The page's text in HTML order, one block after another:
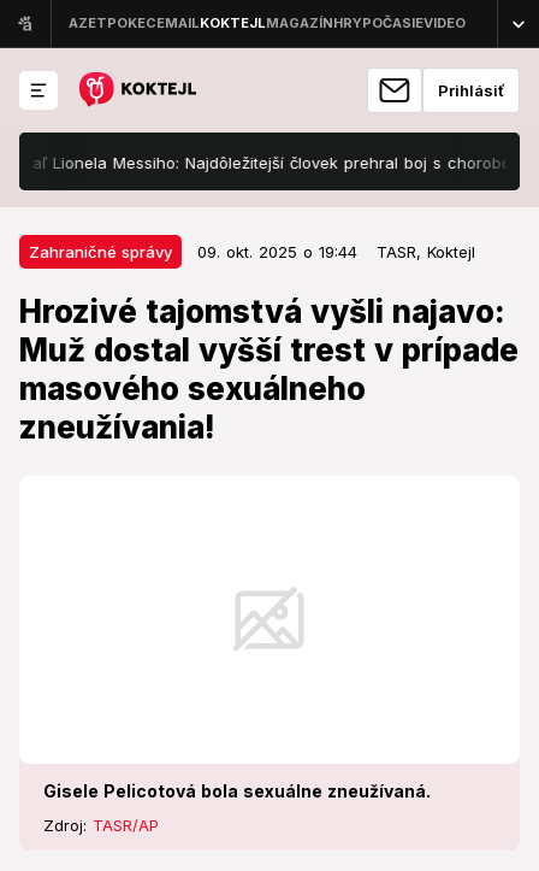
Prihlásiť
Messiho: Najdôležitejší človek prehral boj s chorobou!
Zahraničné správy 09. okt. 2025 o 19:44 TASR, Koktejl
Hrozivé tajomstvá vyšli najavo:
Muž dostal vyšší trest v prípade
masového sexuálneho
zneužívania!
Gisele Pelicotová bola sexuálne zneužívaná.
Zdroj: TASR/AP
Zahraničné správy 09. okt. 2025 o 19:44
Hrozivé tajomstvá vyšli najavo:
Muž dostal vyšší trest v prípade
masového sexuálneho
zneužívania!